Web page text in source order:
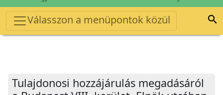
Válasszon a menüpontok közül 
Tulajdonosi hozzájárulás megadásáról